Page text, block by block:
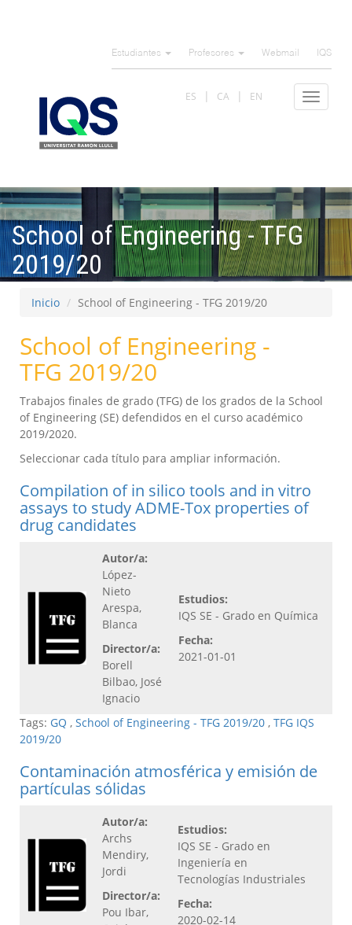
Estudiantes Profesores Webmail IQS
Toggle
ES CA EN
School of Engineering - TFG
2019/20
Inicio School of Engineering - TFG 2019/20
School of Engineering -
TFG 2019/20
Trabajos finales de grado (TFG) de los grados de la School
of Engineering (SE) defendidos en el curso académico
2019/2020.
Seleccionar cada título para ampliar información.
Compilation of in silico tools and in vitro
assays to study ADME-Tox properties of
drug candidates
Autor/a:
López-
Nieto
Arespa,
Blanca
Director/a:
Borell
Bilbao, José
Ignacio
Estudios:
IQS SE - Grado en Química
Fecha:
2021-01-01
Tags: GQ , School of Engineering - TFG 2019/20 , TFG IQS
2019/20
Contaminación atmosférica y emisión de
partículas sólidas
Autor/a:
Archs
Mendiry,
Jordi
Director/a:
Pou Ibar,
Estudios:
IQS SE - Grado en
Ingeniería en
Tecnologías Industriales
Fecha:
2020-02-14